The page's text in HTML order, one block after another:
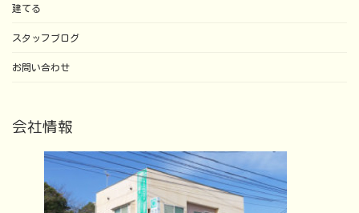
建てる
スタッフブログ
お問い合わせ
会社情報